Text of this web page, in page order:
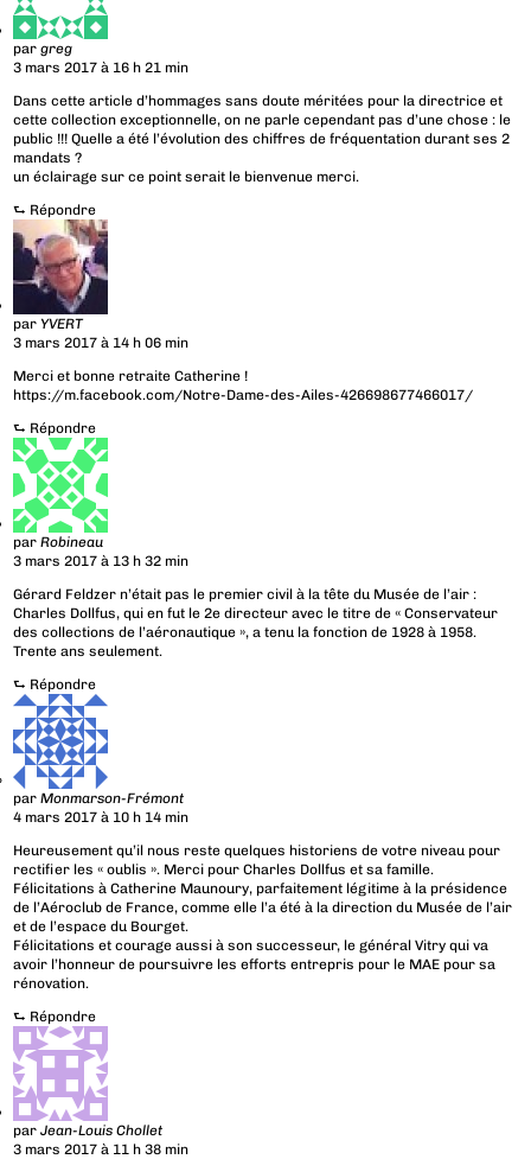
pargreg
3 mars 2017 à 16 h 21 min
Dans cette article d’hommages sans doute méritées pour la directrice et
cette collection exceptionnelle, on ne parle cependant pas d’une chose : le
public !!! Quelle a été l’évolution des chiffres de fréquentation durant ses 2
mandats ?
un éclairage sur ce point serait le bienvenue merci.
⮑ Répondre
par YVERT
3 mars 2017 à 14 h 06 min
Merci et bonne retraite Catherine !
https://m.facebook.com/Notre-Dame-des-Ailes-426698677466017/
⮑ Répondre
parRobineau
3 mars 2017 à 13 h 32 min
Gérard Feldzer n’était pas le premier civil à la tête du Musée de l’air :
Charles Dollfus, qui en fut le 2e directeur avec le titre de « Conservateur
des collections de l’aéronautique », a tenu la fonction de 1928 à 1958.
Trente ans seulement.
⮑ Répondre
parMonmarson-Frémont
4 mars 2017 à 10 h 14 min
Heureusement qu’il nous reste quelques historiens de votre niveau pour
rectifier les « oublis ». Merci pour Charles Dollfus et sa famille.
Félicitations à Catherine Maunoury, parfaitement légitime à la présidence
de l’Aéroclub de France, comme elle l’a été à la direction du Musée de l’air
et de l’espace du Bourget.
Félicitations et courage aussi à son successeur, le général Vitry qui va
avoir l’honneur de poursuivre les efforts entrepris pour le MAE pour sa
rénovation.
⮑ Répondre
parJean-Louis Chollet
3 mars 2017 à 11 h 38 min